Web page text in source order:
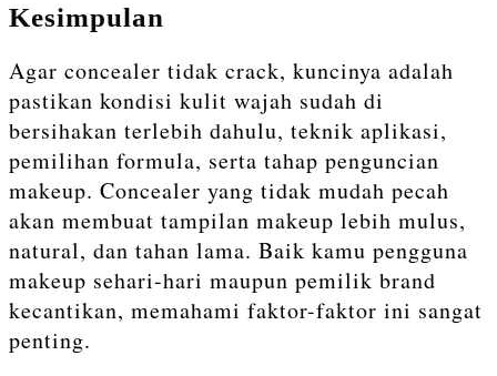
Kesimpulan
Agar concealer tidak crack, kuncinya adalah
pastikan kondisi kulit wajah sudah di
bersihakan terlebih dahulu, teknik aplikasi,
pemilihan formula, serta tahap penguncian
makeup. Concealer yang tidak mudah pecah
akan membuat tampilan makeup lebih mulus,
natural, dan tahan lama. Baik kamu pengguna
makeup sehari-hari maupun pemilik brand
kecantikan, memahami faktor-faktor ini sangat
penting.